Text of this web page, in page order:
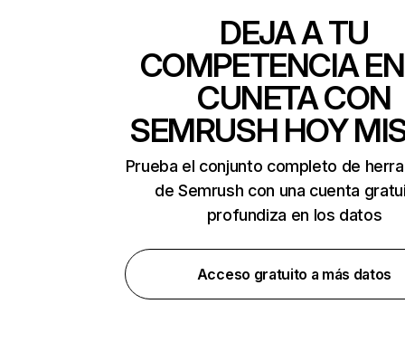
DEJA A TU
COMPETENCIA
CUNETA CON
SEMRUSH HOY
Prueba el conjunto completo de
de Semrush con una cuenta
profundiza en los datos
Acceso gratuito a más datos